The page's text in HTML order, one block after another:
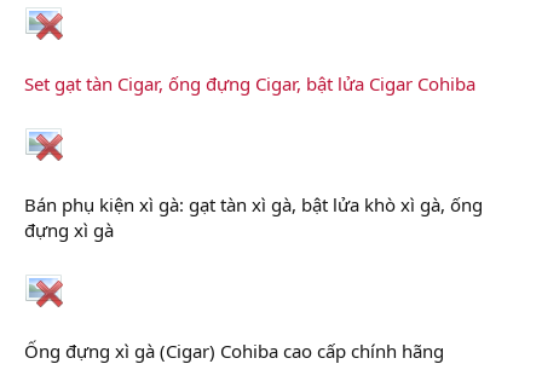
Set gạt tàn Cigar, ống đựng Cigar, bật lửa Cigar Cohiba
Bán phụ kiện xì gà: gạt tàn xì gà, bật lửa khò xì gà, ống
đựng xì gà
Ống đựng xì gà (Cigar) Cohiba cao cấp chính hãng